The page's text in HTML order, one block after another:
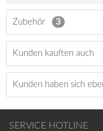
Zubehör 3
Kunden kauften auch
Kunden haben sich
SERVICE HOTLINE